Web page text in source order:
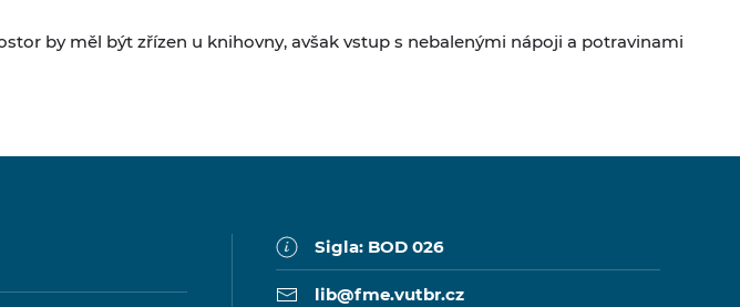
by měl být zřízen u knihovny, avšak vstup s nebalenými nápoji a potravinami
Sigla: BOD 026
lib@fme.vutbr.cz